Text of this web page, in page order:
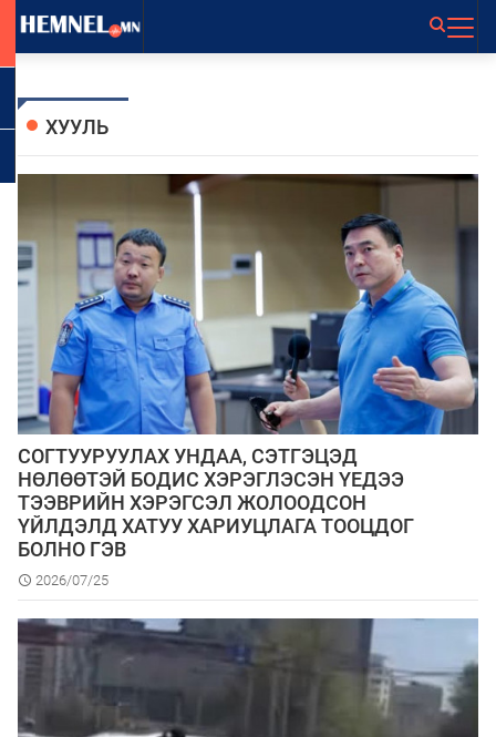
ХУУЛЬ
СОГТУУРУУЛАХ УНДАА, СЭТГЭЦЭД
НӨЛӨӨТЭЙ БОДИС ХЭРЭГЛЭСЭН ҮЕДЭЭ
ТЭЭВРИЙН ХЭРЭГСЭЛ ЖОЛООДСОН
ҮЙЛДЭЛД ХАТУУ ХАРИУЦЛАГА ТООЦДОГ
БОЛНО ГЭВ
2026/07/25